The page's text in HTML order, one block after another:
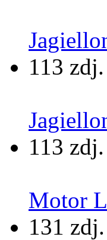
113 zdj.
113 zdj.
Motor
131 zdj.